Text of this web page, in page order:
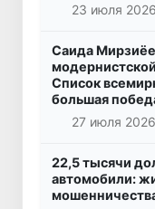
23 июля
Саида
Список
большая
27 июля
22,5 тысячи
автомобили: